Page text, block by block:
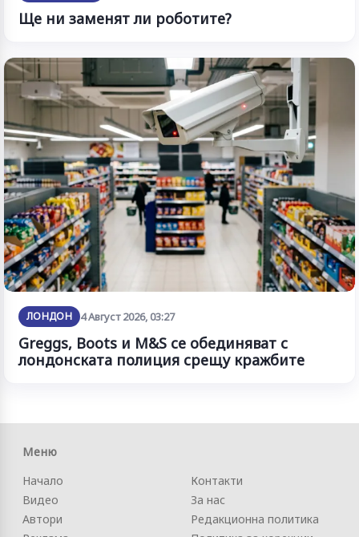
Ще ни заменят ли роботите?
ЛОНДОН 4 Август 2026, 03:27
Greggs, Boots и M&S се обединяват с
лондонската полиция срещу кражбите
Меню
Начало
Видео
Автори
Контакти
За нас
Редакционна политика